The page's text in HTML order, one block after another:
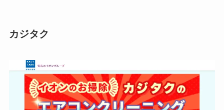
カジタク